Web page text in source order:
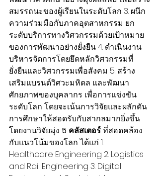
สมรรถนะของผู้เรียนในระดับโลก 3. ผนึก
ความร่วมมือกับภาคอุตสาหกรรม ยก
ระดับบริการทางวิศวกรรมด้วยเป้าหมาย
ของการพัฒนาอย่างยั่งยืน 4. ดำเนินงาน
บริหารจัดการโดยยึดหลักวิศวกรรมที่
ยั่งยืนและวิศวกรรมเพื่อสังคม 5. สร้าง
เสริมแบรนด์วิศวะมหิดล และพัฒนา
ศักยภาพของบุคลากร เพื่อการแข่งขัน
ระดับโลก โดยจะเน้นการวิจัยและผลักดัน
การศึกษาให้สอดรับกับสากลมากยิ่งขึ้น
โดยงานวิจัยมุ่ง 5 คลัสเตอร์ ที่สอดคล้อง
กับแนวโน้มของโลก ได้แก่ 1.
Healthcare Engineering 2. Logistics
and Rail Engineering 3. Digital